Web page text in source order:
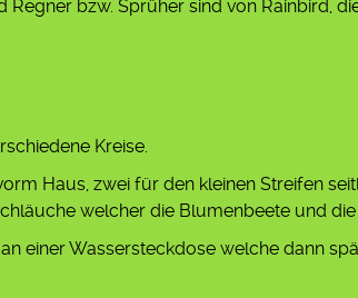
Regner bzw. Sprüher sind von Rainbird,
Kreise.
Haus, zwei für den kleinen Streifen
welcher die Blumenbeete und
einer Wassersteckdose welche dann